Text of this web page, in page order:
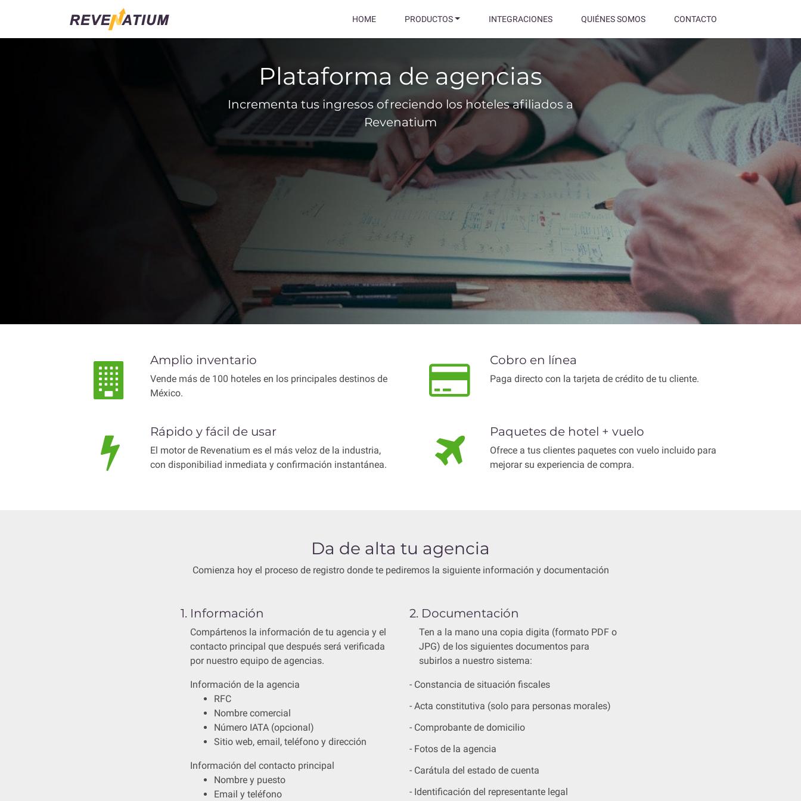
HOME PRODUCTOS INTEGRACIONES QUIÉNES SOMOS CONTACTO
Plataforma de agencias
Incrementa tus ingresos ofreciendo los hoteles afiliados a
Revenatium
Amplio inventario
Vende más de 100 hoteles en los principales destinos de
México.
Cobro en línea
Paga directo con la tarjeta de crédito de tu cliente.
Rápido y fácil de usar
El motor de Revenatium es el más veloz de la industria,
con disponibiliad inmediata y confirmación instantánea.
Paquetes de hotel + vuelo
Ofrece a tus clientes paquetes con vuelo incluido para
mejorar su experiencia de compra.
Da de alta tu agencia
Comienza hoy el proceso de registro donde te pediremos la siguiente información y documentación
1. Información
Compártenos la información de tu agencia y el
contacto principal que después será verificada
por nuestro equipo de agencias.
Información de la agencia
RFC
Nombre comercial
Número IATA (opcional)
Sitio web, email, teléfono y dirección
Información del contacto principal
Nombre y puesto
Email y teléfono
2. Documentación
Ten a la mano una copia digita (formato PDF o
JPG) de los siguientes documentos para
subirlos a nuestro sistema:
- Constancia de situación fiscales
- Acta constitutiva (solo para personas morales)
- Comprobante de domicilio
- Fotos de la agencia
- Carátula del estado de cuenta
- Identificación del representante legal